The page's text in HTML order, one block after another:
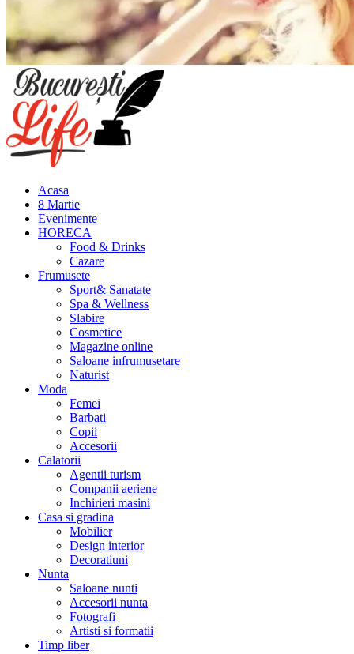
Meniu
principal
Acasa
8 Martie
Evenimente
HORECA
Food & Drinks
Cazare
Frumusete
Sport& Sanatate
Spa & Wellness
Slabire
Cosmetice
Magazine online
Saloane infrumusetare
Naturist
Moda
Femei
Barbati
Copii
Accesorii
Calatorii
Agentii turism
Companii aeriene
Inchirieri masini
Casa si gradina
Mobilier
Design interior
Decoratiuni
Nunta
Saloane nunti
Accesorii nunta
Fotografi
Artisti si formatii
Timp liber